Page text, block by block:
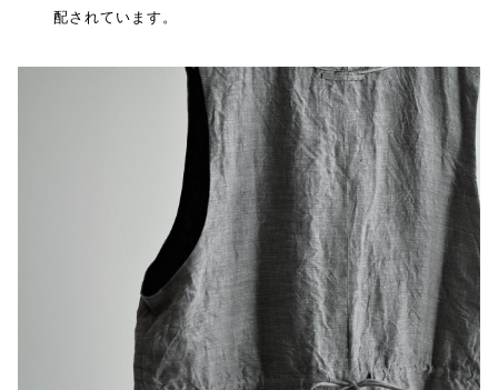
配されています。